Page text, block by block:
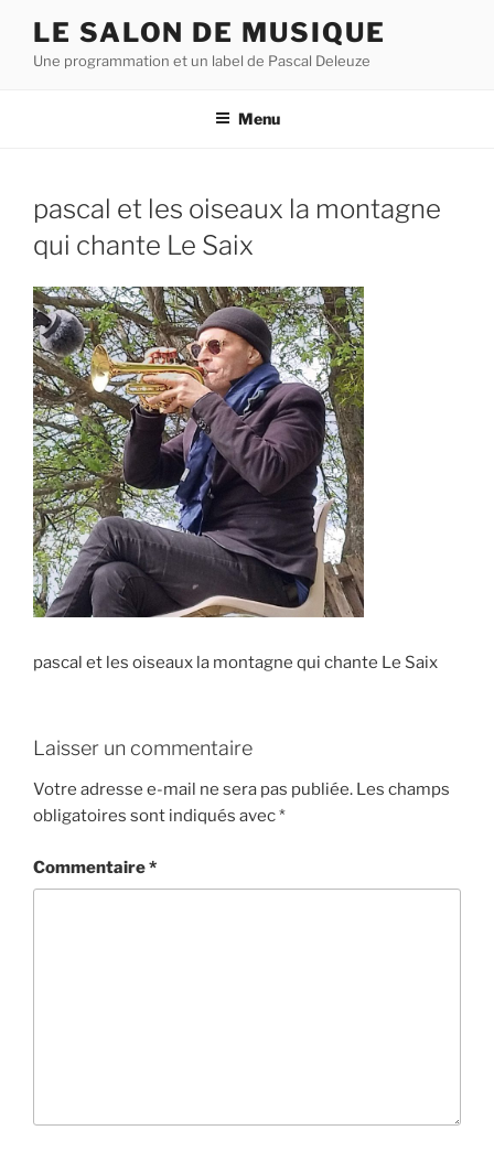
contenu
LE SALON DE MUSIQUE
Une programmation et un label de Pascal Deleuze
Menu
pascal et les oiseaux la montagne
qui chante Le Saix
pascal et les oiseaux la montagne qui chante Le Saix
Laisser un commentaire
Votre adresse e-mail ne sera pas publiée. Les champs
obligatoires sont indiqués avec*
Commentaire*